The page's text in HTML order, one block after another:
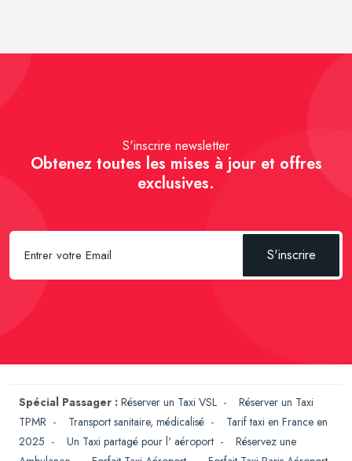
S'inscrire newsletter
Obtenez toutes les mises à jour et offres
exclusives.
S'inscrire
Spécial Passager : Réserver un Taxi VSL - Réserver un Taxi
TPMR - Transport sanitaire, médicalisé - Tarif taxi en France en
2025 - Un Taxi partagé pour l' aéroport - Réservez une